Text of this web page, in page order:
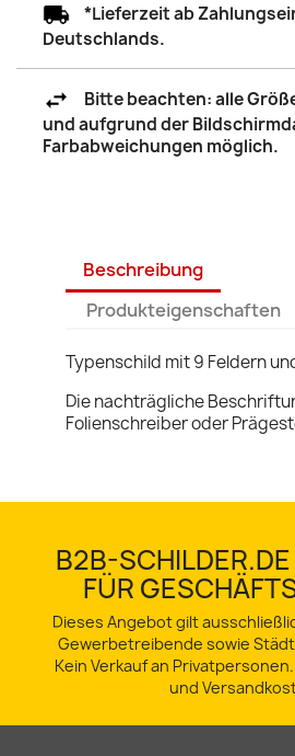
*Lieferzeit ab
Deutschlands.
Bitte beachten: alle
und aufgrund der
Farbabweichungen möglich.
Beschreibung
Produkteigenschaften
Typenschild mit 9 Feldern
Die nachträgliche
Folienschreiber oder
B2B-
FÜR
Dieses Angebot gilt
Gewerbetreibende sowie
Kein Verkauf an
und